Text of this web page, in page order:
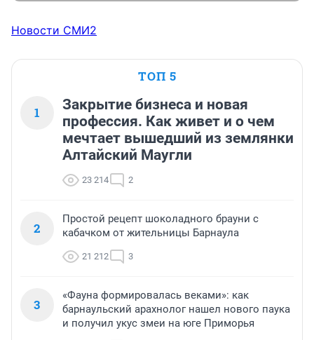
Новости СМИ2
ТОП 5
1
Закрытие бизнеса и новая
профессия. Как живет и о чем
мечтает вышедший из землянки
Алтайский Маугли
23 214 2
2
Простой рецепт шоколадного брауни с
кабачком от жительницы Барнаула
21 212 3
3
«Фауна формировалась веками»: как
барнаульский арахнолог нашел нового паука
и получил укус змеи на юге Приморья